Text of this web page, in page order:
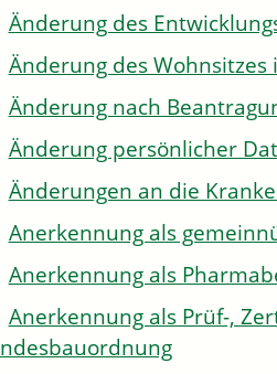
Änderung des
Änderung des
Änderung nach
Änderung persönlicher
Änderungen an die
Anerkennung als
Anerkennung als
Anerkennung als Prüf-,